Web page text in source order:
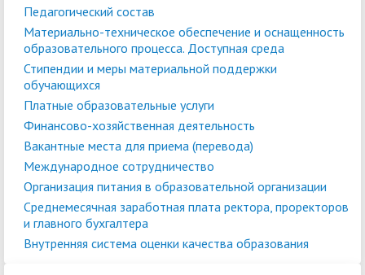
Педагогический состав
Материально-техническое обеспечение и оснащенность
образовательного процесса. Доступная среда
Стипендии и меры материальной поддержки
обучающихся
Платные образовательные услуги
Финансово-хозяйственная деятельность
Вакантные места для приема (перевода)
Международное сотрудничество
Организация питания в образовательной организации
Среднемесячная заработная плата ректора, проректоров
и главного бухгалтера
Внутренняя система оценки качества образования